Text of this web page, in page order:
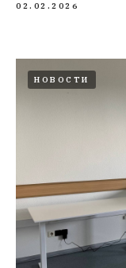
02.02.2026
НОВОСТИ